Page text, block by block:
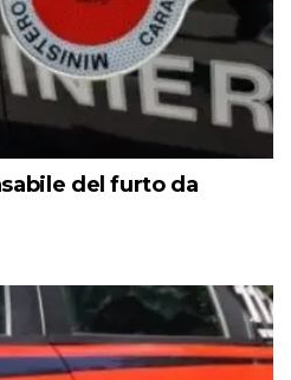
del furto da